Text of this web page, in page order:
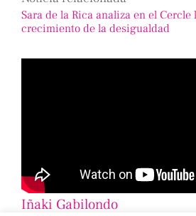
Sara de la Rica analiza en el Cercle
crecimiento de la desigualdad
Iñaki Gabilondo